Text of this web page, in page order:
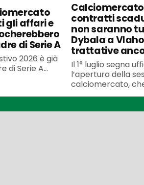
gli affari e
di Serie A
2026 è già
di Serie A...
contratti
non saranno
Dybala a
trattative
Il 1° luglio segna
l’apertura della
calciomercato,